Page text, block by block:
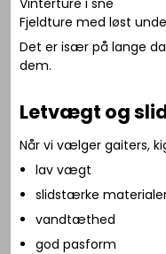
Fjeldture med løst
Det er især på lange
dem.
Letvægt og
Når vi vælger gaiters,
lav vægt
slidstærke
vandtæthed
god pasform